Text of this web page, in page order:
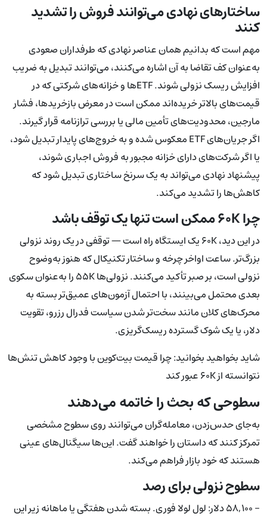
ساختارهای نهادی می‌توانند فروش را تشدید
کنند
مهم است که بدانیم همان عناصر نهادی که طرفداران صعودی
به‌عنوان کف تقاضا به آن اشاره می‌کنند، می‌توانند تبدیل به ضریب
افزایش ریسک نزولی شوند. ETFها و خزانه‌های شرکتی که در
قیمت‌های بالاتر خریده‌اند ممکن است در معرض بازخریدها، فشار
مارجین، محدودیت‌های تأمین مالی یا بررسی ترازنامه قرار گیرند.
اگر جریان‌های ETF معکوس شده و به خروج‌های پایدار تبدیل شود،
یا اگر شرکت‌های دارای خزانه مجبور به فروش اجباری شوند،
پیشنهاد نهادی می‌تواند به یک سرنخ ساختاری تبدیل شود که
کاهش‌ها را تشدید می‌کند.
چرا ۶۰K ممکن است تنها یک توقف باشد
در این دید، ۶۰K یک ایستگاه راه است — توقفی در یک روند نزولی
بزرگ‌تر. ساعت اواخر چرخه و ساختار تکنیکال که هنوز به‌وضوح
نزولی است، بر صبر تأکید می‌کنند. نزولی‌ها ۵۵K را به‌عنوان سکوی
بعدی محتمل می‌بینند، با احتمال آزمون‌های عمیق‌تر بسته به
محرک‌های کلان مانند سخت‌تر شدن سیاست فدرال رزرو، تقویت
دلار، یا یک شوک گسترده ریسک‌گریزی.
شاید بخواهید بخوانید: چرا قیمت بیت‌کوین با وجود کاهش تنش‌ها
نتوانسته از ۶۰K عبور کند
سطوحی که بحث را خاتمه می‌دهند
به‌جای حدس‌زدن، معامله‌گران می‌توانند روی سطوح مشخصی
تمرکز کنند که داستان را خواهند گفت. این‌ها سیگنال‌های عینی
هستند که خود بازار فراهم می‌کند.
سطوح نزولی برای رصد
- ۵۸,۱۰۰ دلار: لول لولا فوری. بسته شدن هفتگی یا ماهانه زیر این